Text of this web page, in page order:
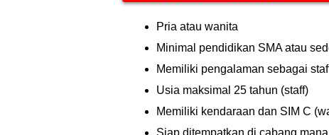
Pria atau wanita
Minimal pendidikan SMA atau
Memiliki pengalaman sebagai
Usia maksimal 25 tahun (staff)
Memiliki kendaraan dan SIM C